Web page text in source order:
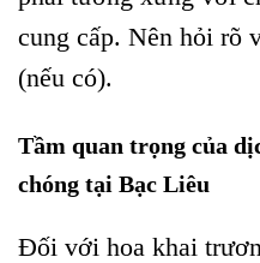
cung cấp. Nên hỏi rõ
(nếu có).
Tầm quan trọng của
chóng tại Bạc Liêu
Đối với hoa khai